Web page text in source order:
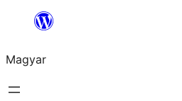
Ugrás
tartalomhoz
Magyar